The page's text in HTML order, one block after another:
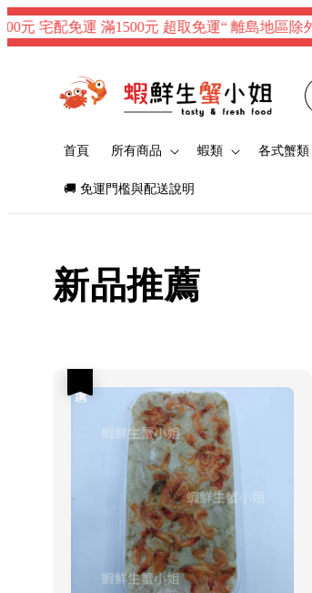
配免運 滿1500元 超取免運“ 離島地區除外哦~
首頁 所有商品 蝦類 各式蟹類
🚚 免運門檻與配送說明
新品推薦